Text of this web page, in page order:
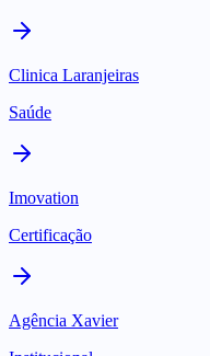
Clinica Laranjeiras
Saúde
Imovation
Certificação
Agência Xavier